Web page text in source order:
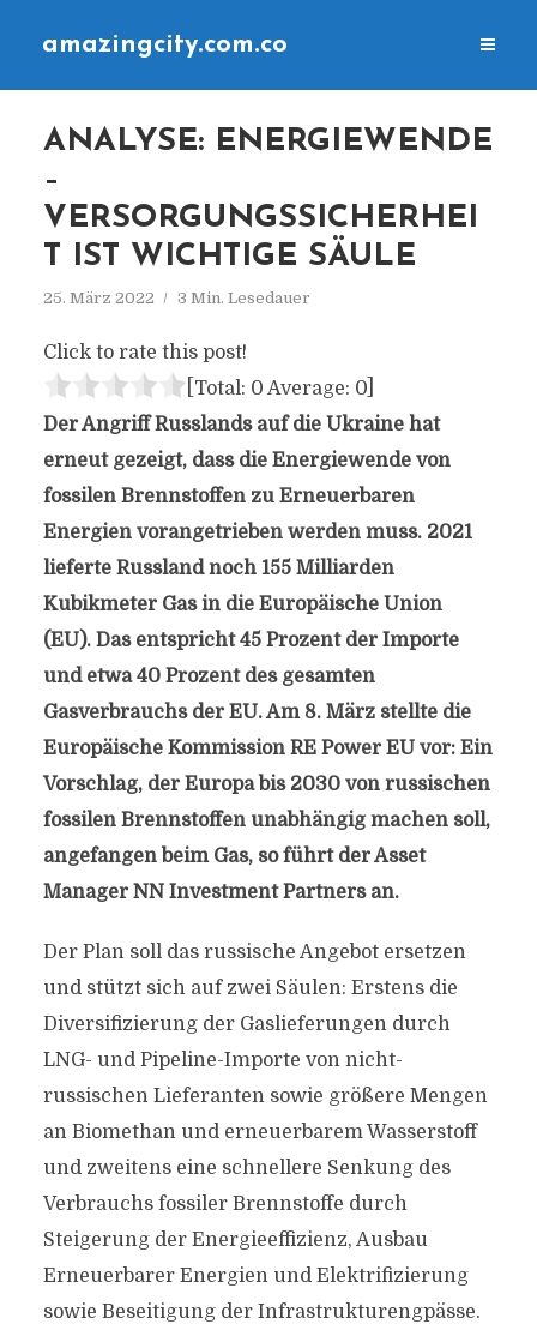
amazingcity.com.co
ANALYSE: ENERGIEWENDE
–
VERSORGUNGSSICHERHEI
T IST WICHTIGE SÄULE
25. März 2022 3 Min. Lesedauer
Click to rate this post!
[Total: 0 Average: 0]
Der Angriff Russlands auf die Ukraine hat
erneut gezeigt, dass die Energiewende von
fossilen Brennstoffen zu Erneuerbaren
Energien vorangetrieben werden muss. 2021
lieferte Russland noch 155 Milliarden
Kubikmeter Gas in die Europäische Union
(EU). Das entspricht 45 Prozent der Importe
und etwa 40 Prozent des gesamten
Gasverbrauchs der EU. Am 8. März stellte die
Europäische Kommission RE Power EU vor: Ein
Vorschlag, der Europa bis 2030 von russischen
fossilen Brennstoffen unabhängig machen soll,
angefangen beim Gas, so führt der Asset
Manager NN Investment Partners an.
Der Plan soll das russische Angebot ersetzen
und stützt sich auf zwei Säulen: Erstens die
Diversifizierung der Gaslieferungen durch
LNG- und Pipeline-Importe von nicht-
russischen Lieferanten sowie größere Mengen
an Biomethan und erneuerbarem Wasserstoff
und zweitens eine schnellere Senkung des
Verbrauchs fossiler Brennstoffe durch
Steigerung der Energieeffizienz, Ausbau
Erneuerbarer Energien und Elektrifizierung
sowie Beseitigung der Infrastrukturengpässe.